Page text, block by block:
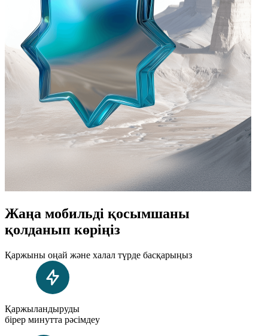
Жаңа мобильді қосымшаны
қолданып көріңіз
Қаржыны оңай және халал түрде басқарыңыз
Қаржыландыруды
бірер минутта рәсімдеу